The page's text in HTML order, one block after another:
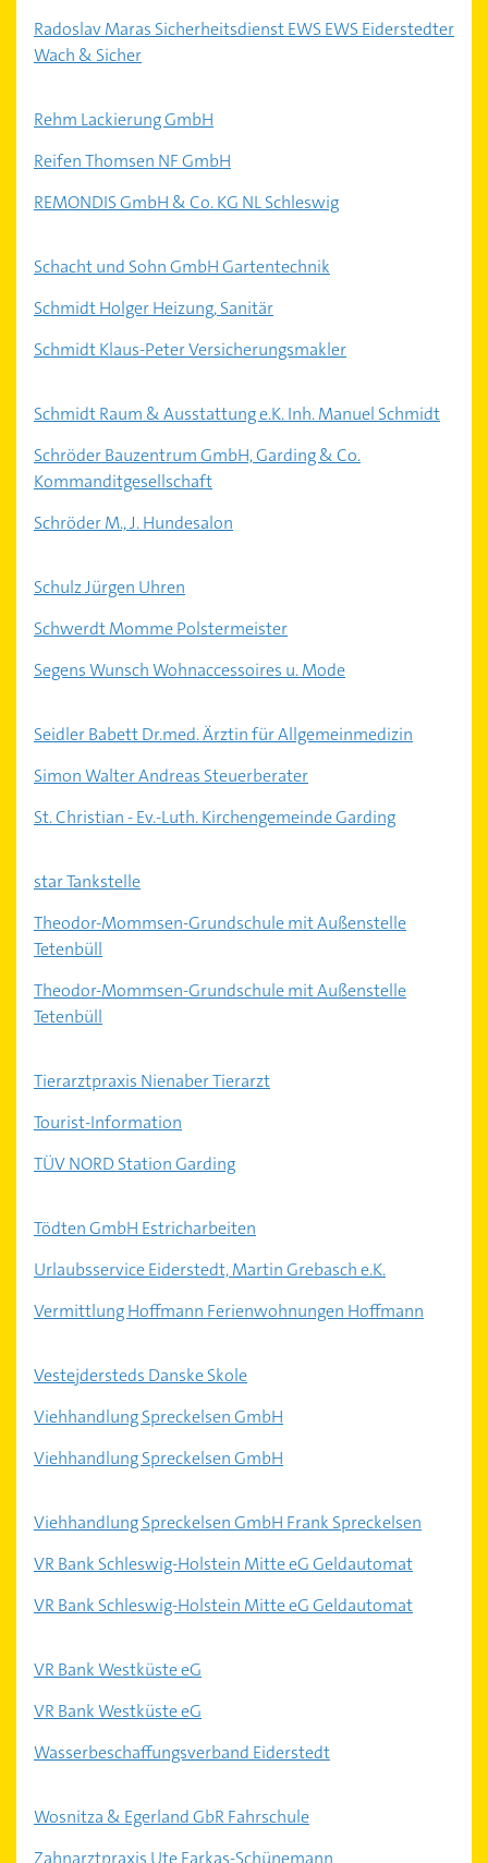
Radoslav Maras Sicherheitsdienst EWS EWS Eiderstedter
Wach & Sicher
Rehm Lackierung GmbH
Reifen Thomsen NF GmbH
REMONDIS GmbH & Co. KG NL Schleswig
Schacht und Sohn GmbH Gartentechnik
Schmidt Holger Heizung, Sanitär
Schmidt Klaus-Peter Versicherungsmakler
Schmidt Raum & Ausstattung e.K. Inh. Manuel Schmidt
Schröder Bauzentrum GmbH, Garding & Co.
Kommanditgesellschaft
Schröder M., J. Hundesalon
Schulz Jürgen Uhren
Schwerdt Momme Polstermeister
Segens Wunsch Wohnaccessoires u. Mode
Seidler Babett Dr.med. Ärztin für Allgemeinmedizin
Simon Walter Andreas Steuerberater
St. Christian - Ev.-Luth. Kirchengemeinde Garding
star Tankstelle
Theodor-Mommsen-Grundschule mit Außenstelle
Tetenbüll
Theodor-Mommsen-Grundschule mit Außenstelle
Tetenbüll
Tierarztpraxis Nienaber Tierarzt
Tourist-Information
TÜV NORD Station Garding
Tödten GmbH Estricharbeiten
Urlaubsservice Eiderstedt, Martin Grebasch e.K.
Vermittlung Hoffmann Ferienwohnungen Hoffmann
Vestejdersteds Danske Skole
Viehhandlung Spreckelsen GmbH
Viehhandlung Spreckelsen GmbH
Viehhandlung Spreckelsen GmbH Frank Spreckelsen
VR Bank Schleswig-Holstein Mitte eG Geldautomat
VR Bank Schleswig-Holstein Mitte eG Geldautomat
VR Bank Westküste eG
VR Bank Westküste eG
Wasserbeschaffungsverband Eiderstedt
Wosnitza & Egerland GbR Fahrschule
Zahnarztpraxis Ute Farkas-Schünemann